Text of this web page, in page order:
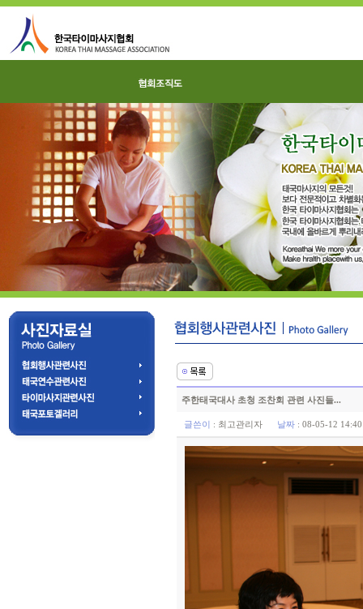
주한태국대사 초청 조찬회 관련 사진들...
글쓴이 : 최고관리자 날짜 : 08-05-12